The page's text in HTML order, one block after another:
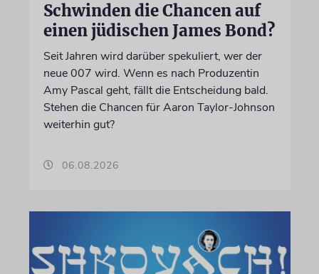
Schwinden die Chancen auf
einen jüdischen James Bond?
Seit Jahren wird darüber spekuliert, wer der
neue 007 wird. Wenn es nach Produzentin
Amy Pascal geht, fällt die Entscheidung bald.
Stehen die Chancen für Aaron Taylor-Johnson
weiterhin gut?
06.08.2026